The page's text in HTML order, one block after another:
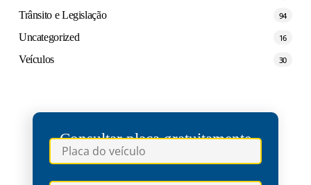
Trânsito e Legislação 94
Uncategorized 16
Veículos 30
Consultar placa gratuitamente